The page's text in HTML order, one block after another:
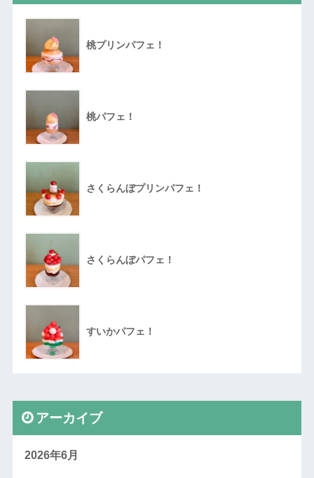
桃プリンパフェ！
桃パフェ！
さくらんぼプリンパフェ！
さくらんぼパフェ！
すいかパフェ！
アーカイブ
2026年6月